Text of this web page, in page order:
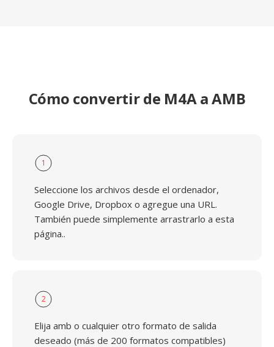
Cómo convertir de M4A a AMB
1
Seleccione los archivos desde el ordenador,
Google Drive, Dropbox o agregue una URL.
También puede simplemente arrastrarlo a esta
página..
2
Elija amb o cualquier otro formato de salida
deseado (más de 200 formatos compatibles)